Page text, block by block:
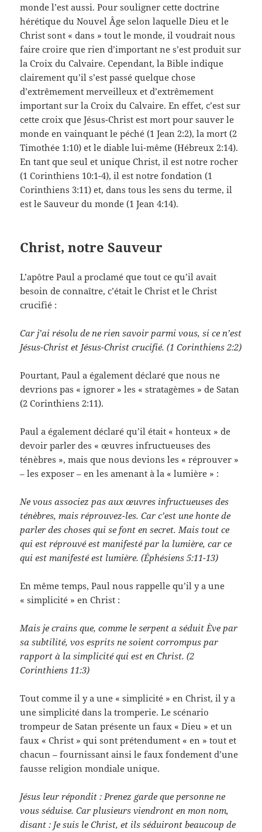
monde l’est aussi. Pour souligner cette doctrine
hérétique du Nouvel Âge selon laquelle Dieu et le
Christ sont « dans » tout le monde, il voudrait nous
faire croire que rien d’important ne s’est produit sur
la Croix du Calvaire. Cependant, la Bible indique
clairement qu’il s’est passé quelque chose
d’extrêmement merveilleux et d’extrêmement
important sur la Croix du Calvaire. En effet, c’est sur
cette croix que Jésus-Christ est mort pour sauver le
monde en vainquant le péché (1 Jean 2:2), la mort (2
Timothée 1:10) et le diable lui-même (Hébreux 2:14).
En tant que seul et unique Christ, il est notre rocher
(1 Corinthiens 10:1-4), il est notre fondation (1
Corinthiens 3:11) et, dans tous les sens du terme, il
est le Sauveur du monde (1 Jean 4:14).
Christ, notre Sauveur
L’apôtre Paul a proclamé que tout ce qu’il avait
besoin de connaître, c’était le Christ et le Christ
crucifié :
Car j’ai résolu de ne rien savoir parmi vous, si ce n’est
Jésus-Christ et Jésus-Christ crucifié. (1 Corinthiens 2:2)
Pourtant, Paul a également déclaré que nous ne
devrions pas « ignorer » les « stratagèmes » de Satan
(2 Corinthiens 2:11).
Paul a également déclaré qu’il était « honteux » de
devoir parler des « œuvres infructueuses des
ténèbres », mais que nous devions les « réprouver »
– les exposer – en les amenant à la « lumière » :
Ne vous associez pas aux œuvres infructueuses des
ténèbres, mais réprouvez-les. Car c’est une honte de
parler des choses qui se font en secret. Mais tout ce
qui est réprouvé est manifesté par la lumière, car ce
qui est manifesté est lumière. (Éphésiens 5:11-13)
En même temps, Paul nous rappelle qu’il y a une
« simplicité » en Christ :
Mais je crains que, comme le serpent a séduit Ève par
sa subtilité, vos esprits ne soient corrompus par
rapport à la simplicité qui est en Christ. (2
Corinthiens 11:3)
Tout comme il y a une « simplicité » en Christ, il y a
une simplicité dans la tromperie. Le scénario
trompeur de Satan présente un faux « Dieu » et un
faux « Christ » qui sont prétendument « en » tout et
chacun – fournissant ainsi le faux fondement d’une
fausse religion mondiale unique.
Jésus leur répondit : Prenez garde que personne ne
vous séduise. Car plusieurs viendront en mon nom,
disant : Je suis le Christ, et ils séduiront beaucoup de